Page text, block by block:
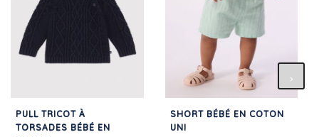
PULL TRICOT À
TORSADES BÉBÉ EN
SHORT BÉBÉ EN COTON
UNI